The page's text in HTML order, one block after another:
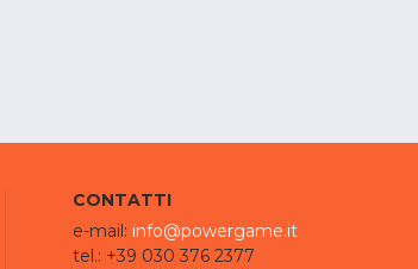
CONTATTI
e-mail: info@powergame.it
tel.: +39 030 376 2377